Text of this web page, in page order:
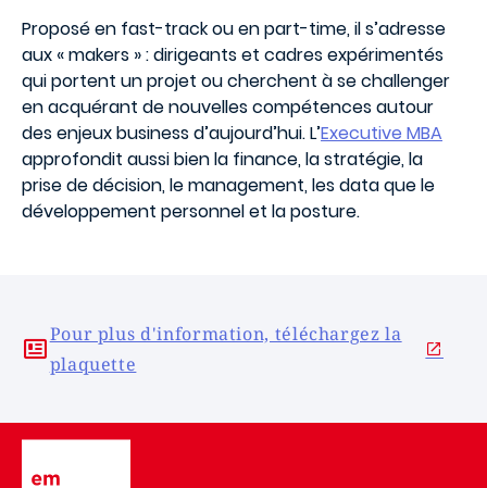
Proposé en fast-track ou en part-time, il s’adresse
aux « makers » : dirigeants et cadres expérimentés
qui portent un projet ou cherchent à se challenger
en acquérant de nouvelles compétences autour
des enjeux business d’aujourd’hui. L’Executive MBA
approfondit aussi bien la finance, la stratégie, la
prise de décision, le management, les data que le
développement personnel et la posture.
Pour plus d'information, téléchargez la
plaquette